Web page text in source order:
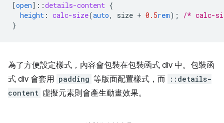
[open] ::details-content {
height : calc-size(auto, size + 0.5rem);
/* calc-
}
為了方便設定樣式，內容會包裝在包裝函式 div 中。包裝函
式 div 會套用 padding 等版面配置樣式，而 ::details-
content 虛擬元素則會產生動畫效果。